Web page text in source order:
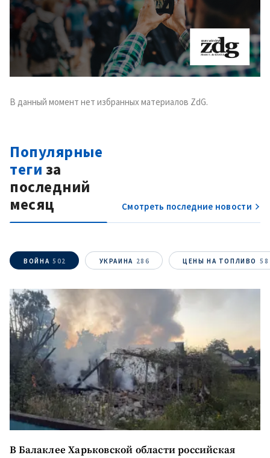
В данный момент нет избранных материалов ZdG.
Популярные
теги за
последний
месяц
Смотреть последние новости
ВОЙНА 502 УКРАИНА 286 ЦЕНЫ НА ТОПЛИВО 58
В Балаклее Харьковской области российская